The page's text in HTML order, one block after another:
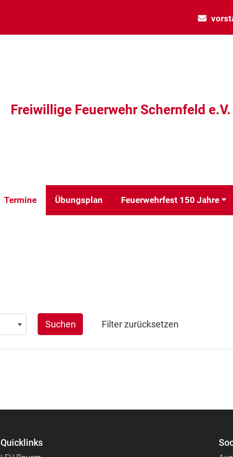
Freiwillige Feuerwehr Schernfeld e.V.
Termine Übungsplan Feuerwehrfest 150 Jahre
Suchen Filter zurücksetzen
Quicklinks